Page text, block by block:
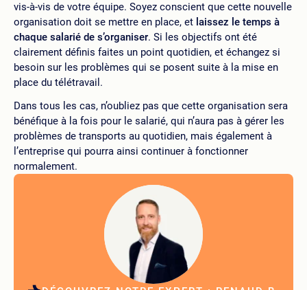
vis-à-vis de votre équipe. Soyez conscient que cette nouvelle
organisation doit se mettre en place, et laissez le temps à
chaque salarié de s’organiser. Si les objectifs ont été
clairement définis faites un point quotidien, et échangez si
besoin sur les problèmes qui se posent suite à la mise en
place du télétravail.
Dans tous les cas, n’oubliez pas que cette organisation sera
bénéfique à la fois pour le salarié, qui n’aura pas à gérer les
problèmes de transports au quotidien, mais également à
l’entreprise qui pourra ainsi continuer à fonctionner
normalement.